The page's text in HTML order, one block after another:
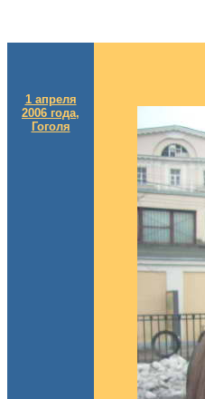
1 апреля
2006 года,
Гоголя